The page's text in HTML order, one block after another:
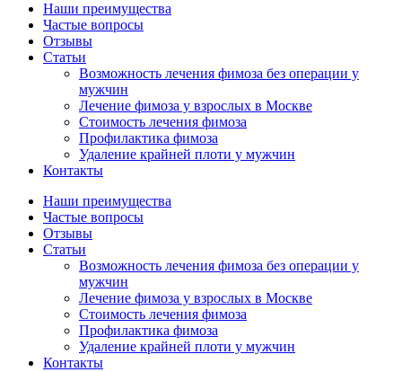
Наши преимущества
Частые вопросы
Отзывы
Статьи
Возможность лечения фимоза без операции у
мужчин
Лечение фимоза у взрослых в Москве
Стоимость лечения фимоза
Профилактика фимоза
Удаление крайней плоти у мужчин
Контакты
Наши преимущества
Частые вопросы
Отзывы
Статьи
Возможность лечения фимоза без операции у
мужчин
Лечение фимоза у взрослых в Москве
Стоимость лечения фимоза
Профилактика фимоза
Удаление крайней плоти у мужчин
Контакты